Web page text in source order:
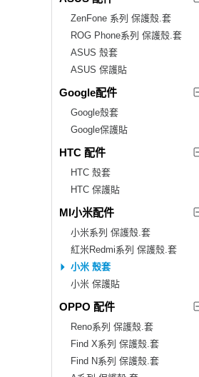
ZenFone 系列 保護殼.套
ROG Phone系列 保護殼.套
ASUS 殼套
ASUS 保護貼
Google配件
Google殼套
Google保護貼
HTC 配件
HTC 殼套
HTC 保護貼
MI小米配件
小米系列 保護殼.套
紅米Redmi系列 保護殼.套
小米 殼套
小米 保護貼
OPPO 配件
Reno系列 保護殼.套
Find X系列 保護殼.套
Find N系列 保護殼.套